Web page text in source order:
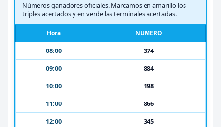
Números ganadores oficiales. Marcamos en amarillo los
triples acertados y en verde las terminales acertadas.
Hora NUMERO
08:00
374
09:00
884
10:00
198
11:00
866
12:00
345